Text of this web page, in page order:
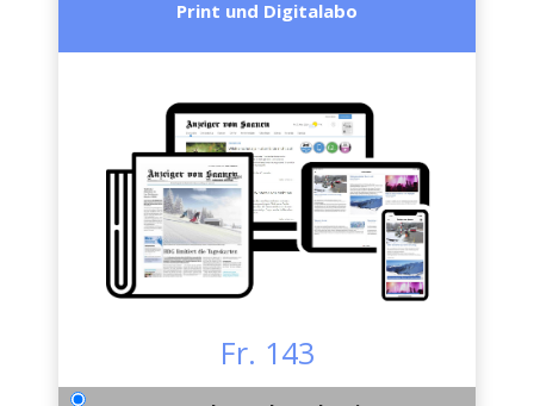
Print und Digitalabo
Fr. 143